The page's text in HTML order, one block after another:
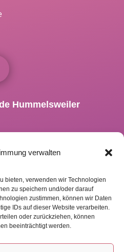
verwalten
bieten, verwenden wir Technologien
zu speichern und/oder darauf
zustimmen, können wir Daten
IDs auf dieser Website verarbeiten.
oder zurückziehen, können
beeinträchtigt werden.
Hummelsweiler